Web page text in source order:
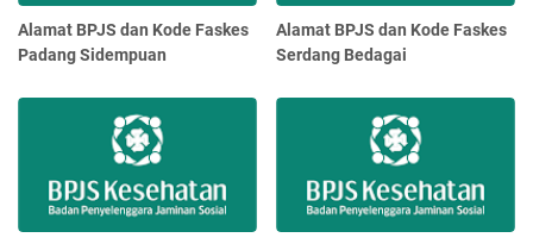
Alamat BPJS dan Kode Faskes
Padang Sidempuan
Alamat BPJS dan Kode Faskes
Serdang Bedagai